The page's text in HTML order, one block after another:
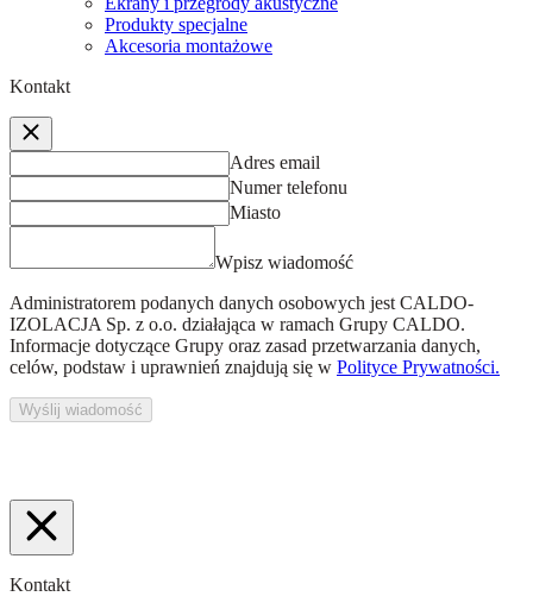
Produkty specjalne
Akcesoria montażowe
Kontakt
Adres email
Numer telefonu
Miasto
Wpisz wiadomość
Administratorem podanych danych osobowych jest CALDO-
IZOLACJA Sp. z o.o. działająca w ramach Grupy CALDO.
Informacje dotyczące Grupy oraz zasad przetwarzania danych,
celów, podstaw i uprawnień znajdują się w Polityce Prywatności.
Wyślij wiadomość
Kontakt